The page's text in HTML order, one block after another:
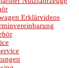
Erklärvideos